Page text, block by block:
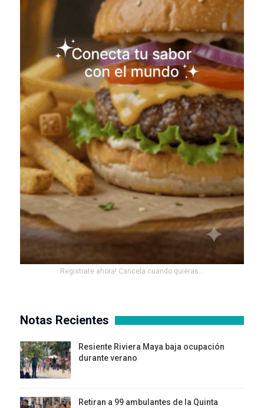
Registrate ahora! Cancela cuando quieras...
Notas Recientes
Resiente Riviera Maya baja ocupación
durante verano
Retiran a 99 ambulantes de la Quinta